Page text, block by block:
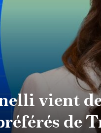
vient
de